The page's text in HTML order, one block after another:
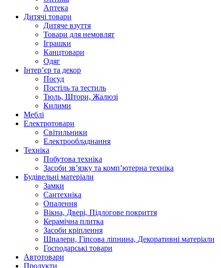
Аптека
Дитячі товари
Дитяче взуття
Товари для немовлят
Іграшки
Канцтовари
Одяг
Інтер’єр та декор
Посуд
Постіль та тестиль
Тюль, Штори, Жалюзі
Килими
Меблі
Електротовари
Світильники
Електрообладнання
Техніка
Побутова техніка
Засоби зв’язку та комп’ютерна техніка
Будівельні матеріали
Замки
Сантехніка
Опалення
Вікна, Двері, Підлогове покриття
Керамічна плитка
Засоби кріплення
Шпалери, Гіпсова ліпнина, Декоративні матеріали
Господарські товари
Автотовари
Продукти